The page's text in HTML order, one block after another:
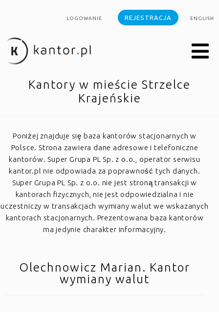
LOGOWANIE REJESTRACJA ENGLISH
Kantory w mieście Strzelce
Krajeńskie
Poniżej znajduje się baza kantorów stacjonarnych w
Polsce. Strona zawiera dane adresowe i telefoniczne
kantorów. Super Grupa PL Sp. z o.o., operator serwisu
kantor.pl nie odpowiada za poprawność tych danych.
Super Grupa PL Sp. z o.o. nie jest stroną transakcji w
kantorach fizycznych, nie jest odpowiedzialna i nie
uczestniczy w transakcjach wymiany walut we wskazanych
kantorach stacjonarnych. Prezentowana baza kantorów
ma jedynie charakter informacyjny.
Olechnowicz Marian. Kantor
wymiany walut